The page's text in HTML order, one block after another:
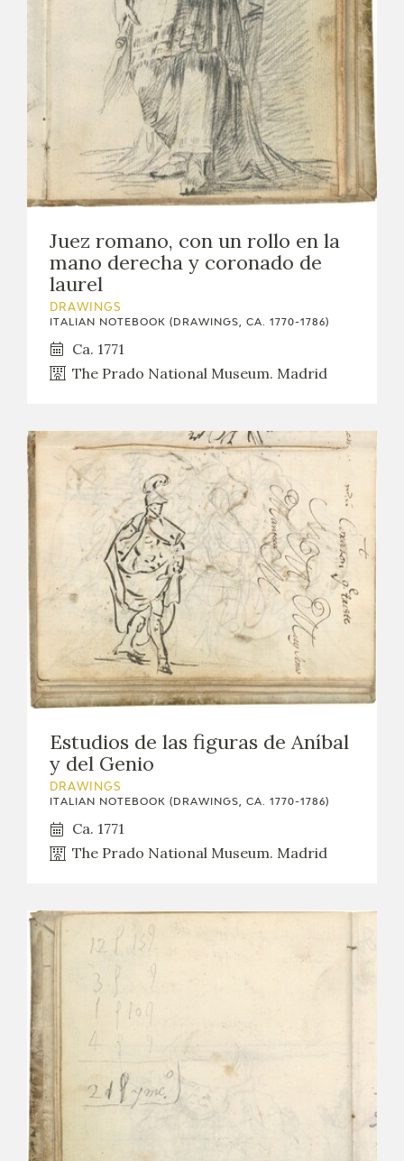
Juez romano, con un rollo en la
mano derecha y coronado de
laurel
DRAWINGS
ITALIAN NOTEBOOK (DRAWINGS, CA. 1770-1786)
Ca. 1771
The Prado National Museum. Madrid
Estudios de las figuras de Aníbal
y del Genio
DRAWINGS
ITALIAN NOTEBOOK (DRAWINGS, CA. 1770-1786)
Ca. 1771
The Prado National Museum. Madrid